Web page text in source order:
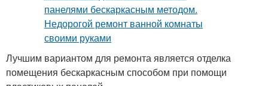
Лучшим вариантом для ремонта является отделка
помещения бескаркасным способом при помощи